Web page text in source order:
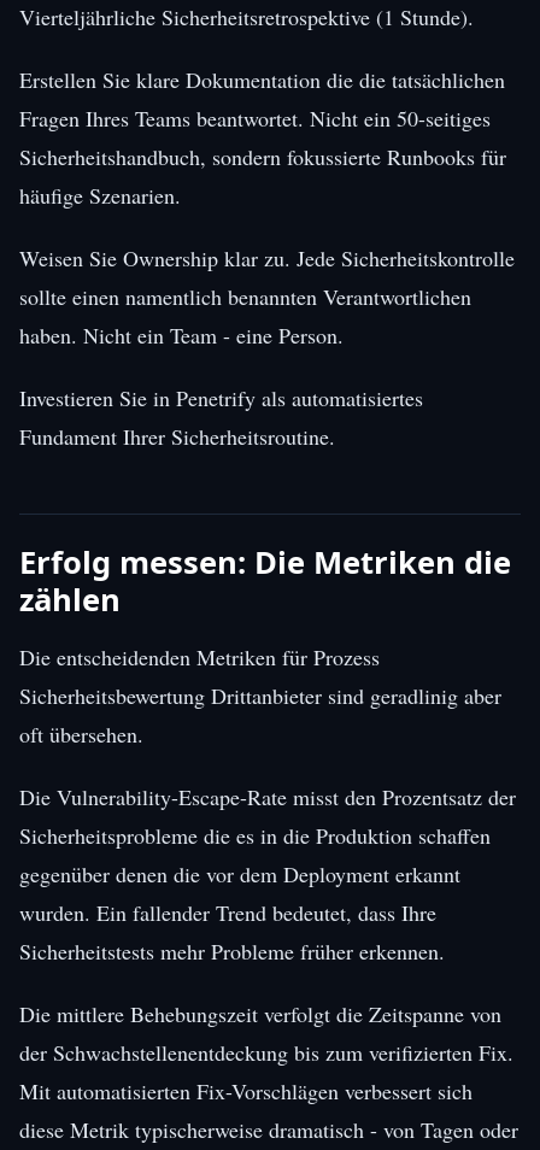
Vierteljährliche Sicherheitsretrospektive (1 Stunde).
Erstellen Sie klare Dokumentation die die tatsächlichen
Fragen Ihres Teams beantwortet. Nicht ein 50-seitiges
Sicherheitshandbuch, sondern fokussierte Runbooks für
häufige Szenarien.
Weisen Sie Ownership klar zu. Jede Sicherheitskontrolle
sollte einen namentlich benannten Verantwortlichen
haben. Nicht ein Team - eine Person.
Investieren Sie in Penetrify als automatisiertes
Fundament Ihrer Sicherheitsroutine.
Erfolg messen: Die Metriken die
zählen
Die entscheidenden Metriken für Prozess
Sicherheitsbewertung Drittanbieter sind geradlinig aber
oft übersehen.
Die Vulnerability-Escape-Rate misst den Prozentsatz der
Sicherheitsprobleme die es in die Produktion schaffen
gegenüber denen die vor dem Deployment erkannt
wurden. Ein fallender Trend bedeutet, dass Ihre
Sicherheitstests mehr Probleme früher erkennen.
Die mittlere Behebungszeit verfolgt die Zeitspanne von
der Schwachstellenentdeckung bis zum verifizierten Fix.
Mit automatisierten Fix-Vorschlägen verbessert sich
diese Metrik typischerweise dramatisch - von Tagen oder